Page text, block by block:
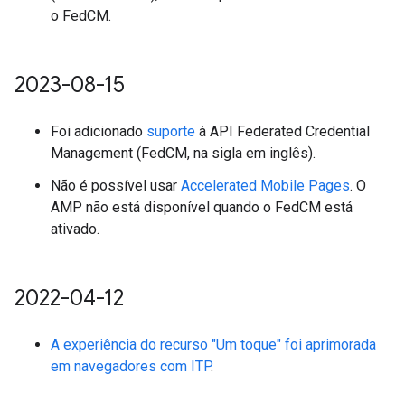
o FedCM.
2023-08-15
Foi adicionado suporte à API Federated Credential
Management (FedCM, na sigla em inglês).
Não é possível usar Accelerated Mobile Pages. O
AMP não está disponível quando o FedCM está
ativado.
2022-04-12
A experiência do recurso "Um toque" foi aprimorada
em navegadores com ITP.